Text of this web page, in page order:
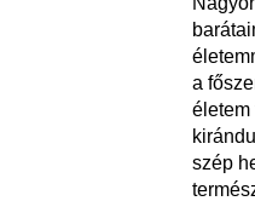
a
életem
szép